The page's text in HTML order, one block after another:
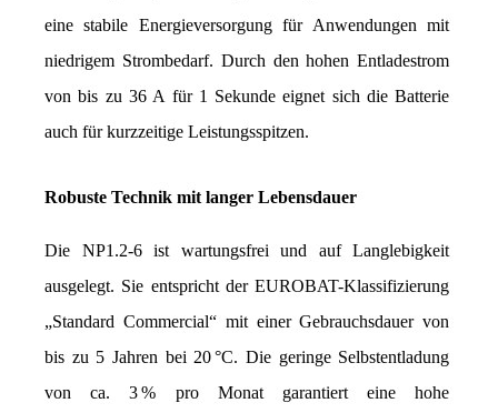
eine stabile Energieversorgung für Anwendungen mit
niedrigem Strombedarf. Durch den hohen Entladestrom
von bis zu 36 A für 1 Sekunde eignet sich die Batterie
auch für kurzzeitige Leistungsspitzen.
Robuste Technik mit langer Lebensdauer
Die NP1.2-6 ist wartungsfrei und auf Langlebigkeit
ausgelegt. Sie entspricht der EUROBAT-Klassifizierung
„Standard Commercial“ mit einer Gebrauchsdauer von
bis zu 5 Jahren bei 20 °C. Die geringe Selbstentladung
von ca. 3 % pro Monat garantiert eine hohe